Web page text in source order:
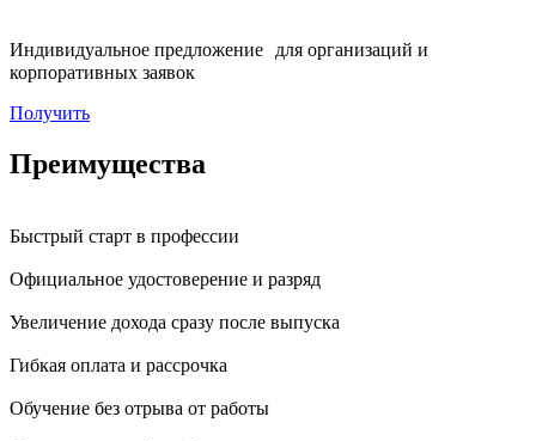
Индивидуальное предложение для организаций и
корпоративных заявок
Получить
Преимущества
Быстрый старт в профессии
Официальное удостоверение и разряд
Увеличение дохода сразу после выпуска
Гибкая оплата и рассрочка
Обучение без отрыва от работы